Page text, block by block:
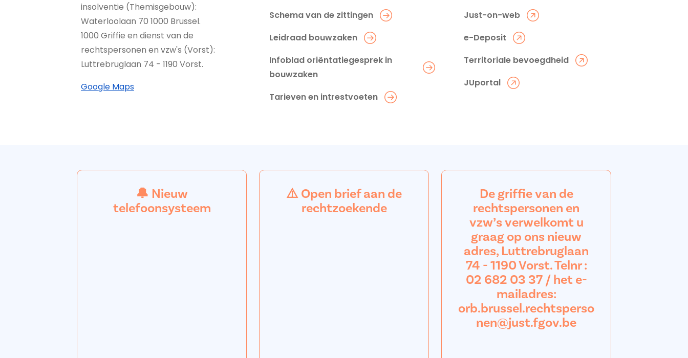
insolventie (Themisgebouw):
Waterloolaan 70 1000 Brussel.
1000 Griffie en dienst van de
rechtspersonen en vzw's (Vorst):
Luttrebruglaan 74 - 1190 Vorst.
Google Maps
Schema van de zittingen
Leidraad bouwzaken
Infoblad oriëntatiegesprek in
bouwzaken
Tarieven en intrestvoeten
Just-on-web
e-Deposit
Territoriale bevoegdheid
JUportal
🔔 Nieuw
telefoonsysteem
⚠️ Open brief aan de
rechtzoekende
De griffie van de
rechtspersonen en
vzw’s verwelkomt u
graag op ons nieuw
adres, Luttrebruglaan
74 - 1190 Vorst. Telnr :
02 682 03 37 / het e-
mailadres:
orb.brussel.rechtsperso
nen@just.fgov.be